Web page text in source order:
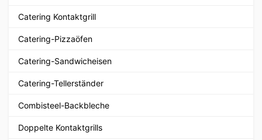
Catering Kontaktgrill
Catering-Pizzaöfen
Catering-Sandwicheisen
Catering-Tellerständer
Combisteel-Backbleche
Doppelte Kontaktgrills